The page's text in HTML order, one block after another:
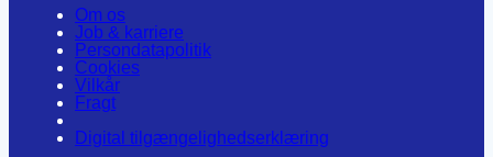
Om os
Job & karriere
Persondatapolitik
Cookies
Vilkår
Fragt
Digital tilgængelighedserklæring